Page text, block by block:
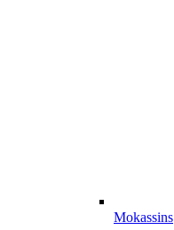
Mokassins